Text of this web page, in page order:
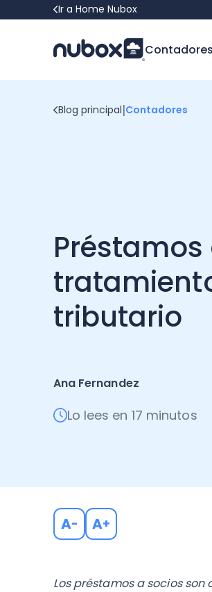
Ir a Home Nubox
Contadores
Blog principal|Contadores
tributario
Ana Fernandez
Lo lees en 17 minutos
A- A+
Los préstamos a socios